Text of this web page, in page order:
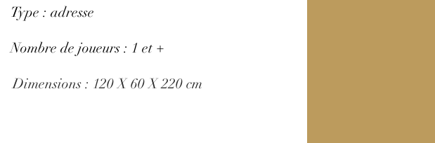
Type : adresse
Nombre de joueurs : 1 et +
Dimensions : 120 X 60 X 220 cm